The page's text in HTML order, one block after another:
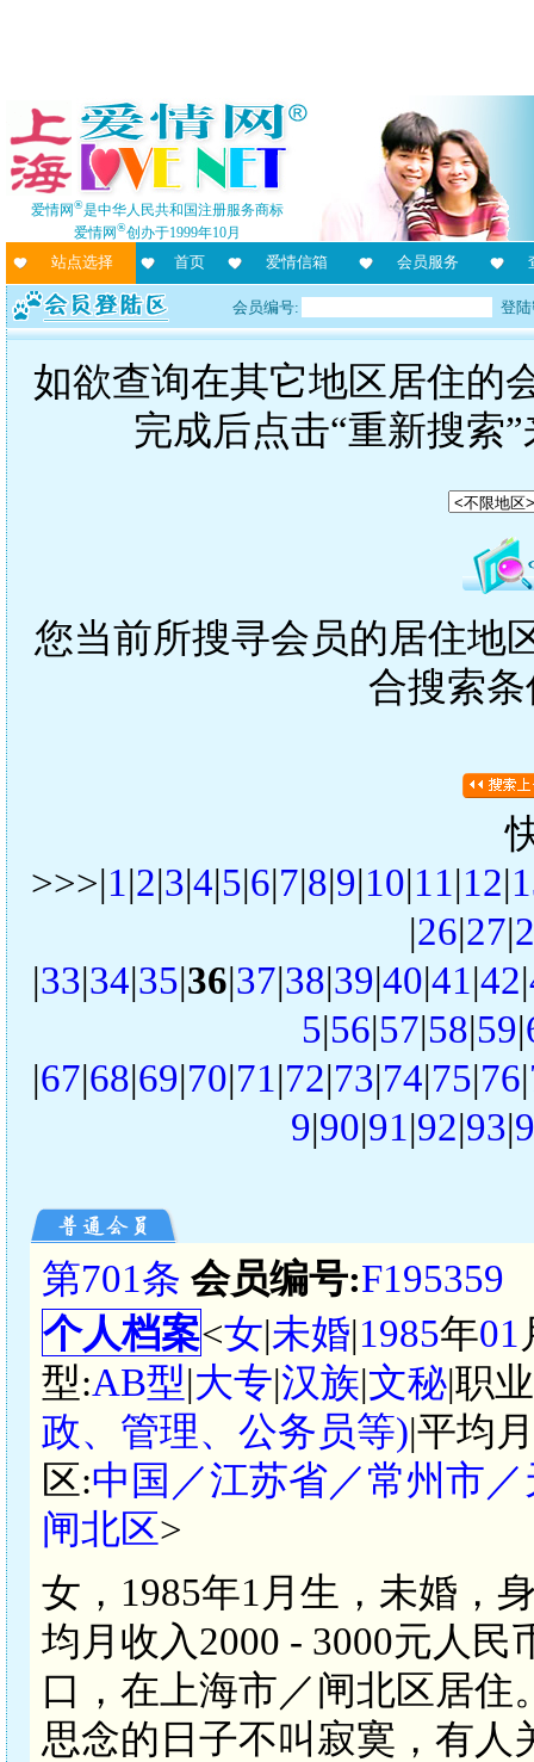
爱情网®是中华人民共和国注册服务商标
爱情网®创办于1999年10月
站点选择 首页 爱情信箱 会员服务
会员编号: 登
如欲查询在其它地区居住的
完成后点击“重新搜索
您当前所搜寻会员的居住地
合搜索
>>>|1|2|3|4|5|6|7|8|9|10|11|12|
|26|27|
|33|34|35|36|37|38|39|40|41|42|
5|56|57|58|59|
|67|68|69|70|71|72|73|74|75|76|
9|90|91|92|93|
第701条 会员编号:F195359
个人档案<女|未婚|1985年01
型:AB型|大专|汉族|文秘|职
政、管理、公务员等)|平均
区:中国／江苏省／常州市
闸北区>
女，1985年1月生，未婚，
均月收入2000 - 3000元人
口，在上海市／闸北区居
思念的日子不叫寂寞，有人